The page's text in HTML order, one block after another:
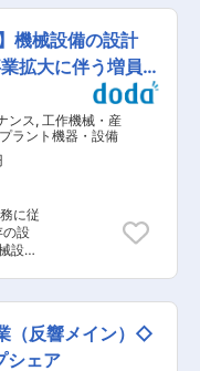
まっ
以下
０
る、
エア
って
常
ど多
拠点
以上
で
あ
方も
規定
行、
シス
する
。
で製
ける
から
チ
り、
ク分
実現
が増
の
いり
今後
機械設備の設計
拡大に伴う増員
ンス, 工作機械・産
ラント機器・設備
に従
設備
作、
ォロ
、全
もお
（反響メイン）◇
シェア